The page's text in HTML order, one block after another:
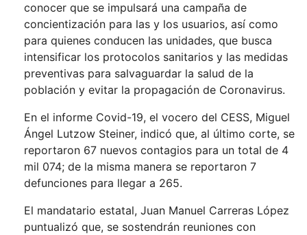
conocer que se impulsará una campaña de
concientización para las y los usuarios, así como
para quienes conducen las unidades, que busca
intensificar los protocolos sanitarios y las medidas
preventivas para salvaguardar la salud de la
población y evitar la propagación de Coronavirus.
En el informe Covid-19, el vocero del CESS, Miguel
Ángel Lutzow Steiner, indicó que, al último corte, se
reportaron 67 nuevos contagios para un total de 4
mil 074; de la misma manera se reportaron 7
defunciones para llegar a 265.
El mandatario estatal, Juan Manuel Carreras López
puntualizó que, se sostendrán reuniones con